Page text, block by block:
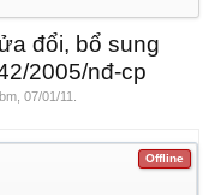
đổi, bổ sung
2005/nđ-cp
07/01/11
Offline